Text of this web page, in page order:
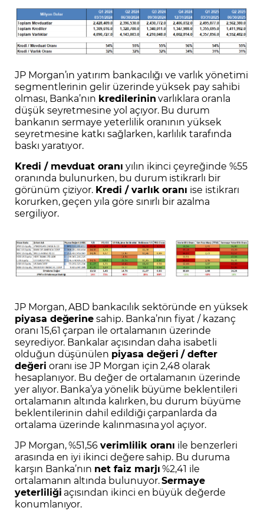
JP Morgan’ın yatırım bankacılığı ve varlık yönetimi
segmentlerinin gelir üzerinde yüksek pay sahibi
olması, Banka’nın kredilerininvarlıklara oranla
düşük seyretmesine yol açıyor. Bu durum
bankanın sermaye yeterlilik oranının yüksek
seyretmesine katkı sağlarken, karlılık tarafında
baskı yaratıyor.
Kredi / mevduat oranı yılın ikinci çeyreğinde %55
oranında bulunurken, bu durum istikrarlı bir
görünüm çiziyor. Kredi / varlık oranı ise istikrarı
korurken, geçen yıla göre sınırlı bir azalma
sergiliyor.
JP Morgan, ABD bankacılık sektöründe en yüksek
piyasa değerinesahip. Banka’nın fiyat / kazanç
oranı 15,61 çarpan ile ortalamanın üzerinde
seyrediyor. Bankalar açısından daha isabetli
olduğun düşünülen piyasa değeri / defter
değeri oranı ise JP Morgan için 2,48 olarak
hesaplanıyor. Bu değer de ortalamanın üzerinde
yer alıyor. Banka’ya yönelik büyüme beklentileri
ortalamanın altında kalırken, bu durum büyüme
beklentilerinin dahil edildiği çarpanlarda da
ortalama üzerinde kalınmasına yol açıyor.
JP Morgan, %51,56verimlilik oranı ile benzerleri
arasında en iyi ikinci değere sahip. Bu duruma
karşın Banka’nın net faiz marjı%2,41 ile
ortalamanın altında bulunuyor.Sermaye
yeterliliği açısından ikinci en büyük değerde
konumlanıyor.